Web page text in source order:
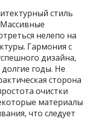
стиль
нелепо на
Гармония с
дизайна,
годы. Не
сторона
очистки
материалы
что следует